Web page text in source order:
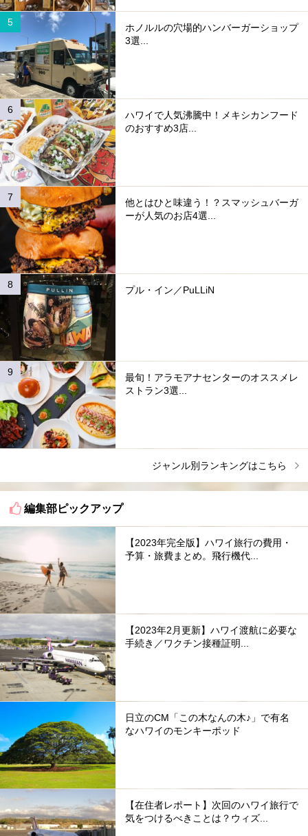
ホノルルの穴場的ハンバーガーショップ
3選...
ハワイで人気沸騰中！メキシカンフード
のおすすめ3店...
他とはひと味違う！？スマッシュバーガ
ーが人気のお店4選...
プル・イン／PuLLiN
最旬！アラモアナセンターのオススメレ
ストラン3選...
ジャンル別ランキングはこちら
編集部ピックアップ
【2023年完全版】ハワイ旅行の費用・
予算・旅費まとめ。飛行機代...
【2023年2月更新】ハワイ渡航に必要な
手続き／ワクチン接種証明...
日立のCM「この木なんの木♪」で有名
なハワイのモンキーポッド
【在住者レポート】次回のハワイ旅行で
気をつけるべきことは？ウィズ...